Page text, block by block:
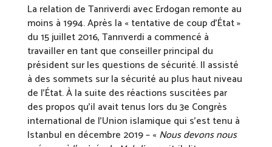
La relation de Tanriverdi avec Erdogan remonte au
moins à 1994. Après la « tentative de coup d’État »
du 15 juillet 2016, Tanrıverdi a commencé à
travailler en tant que conseiller principal du
président sur les questions de sécurité. Il assisté
à des sommets sur la sécurité au plus haut niveau
de l’État. À la suite des réactions suscitées par
des propos qu’il avait tenus lors du 3e Congrès
international de l’Union islamique qui s’est tenu à
Istanbul en décembre 2019 – «Nous devons nous